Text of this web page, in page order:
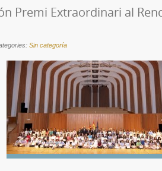
Premi Extraordinari al
Sin categoría